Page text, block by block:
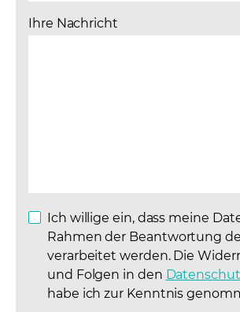
Ihre Nachricht
Ich willige ein, dass meine
Rahmen der Beantwortung
verarbeitet werden. Die
und Folgen in den
habe ich zur Kenntnis